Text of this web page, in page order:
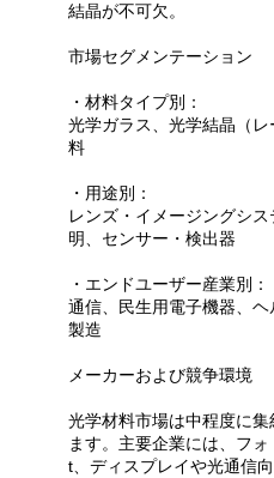
結晶が不可欠。
市場セグメンテーション
・材料タイプ別：
光学ガラス、光学結晶（
料
・用途別：
レンズ・イメージングシ
明、センサー・検出器
・エンドユーザー産業別：
通信、民生用電子機器、
製造
メーカーおよび競争環境
光学材料市場は中程度に
ます。主要企業には、フ
t、ディスプレイや光通信